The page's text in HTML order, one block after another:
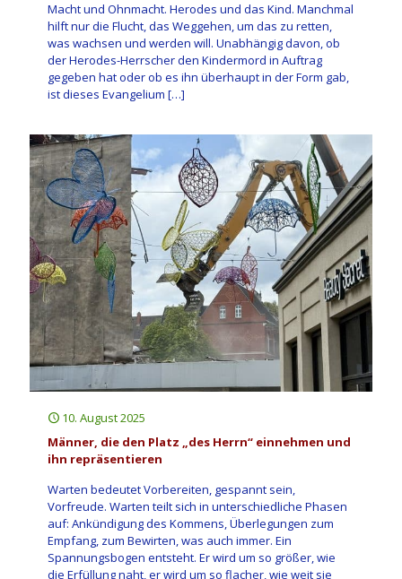
Macht und Ohnmacht. Herodes und das Kind. Manchmal
hilft nur die Flucht, das Weggehen, um das zu retten,
was wachsen und werden will. Unabhängig davon, ob
der Herodes-Herrscher den Kindermord in Auftrag
gegeben hat oder ob es ihn überhaupt in der Form gab,
ist dieses Evangelium […]
10. August 2025
Männer, die den Platz „des Herrn“ einnehmen und
ihn repräsentieren
Warten bedeutet Vorbereiten, gespannt sein,
Vorfreude. Warten teilt sich in unterschiedliche Phasen
auf: Ankündigung des Kommens, Überlegungen zum
Empfang, zum Bewirten, was auch immer. Ein
Spannungsbogen entsteht. Er wird um so größer, wie
die Erfüllung naht, er wird um so flacher, wie weit sie